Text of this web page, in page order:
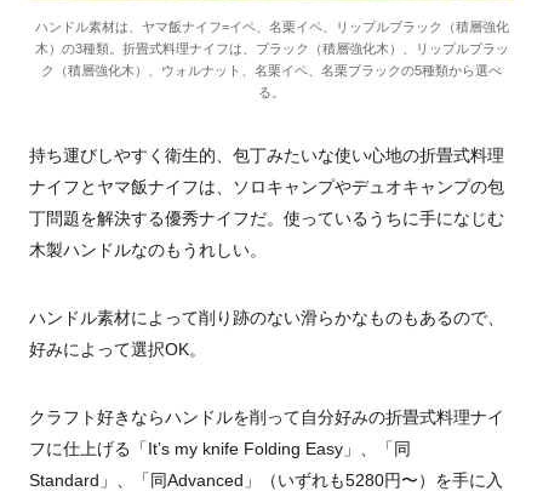
ハンドル素材は、ヤマ飯ナイフ=イペ、名栗イペ、リップルブラック（積層強化
木）の3種類。折畳式料理ナイフは、ブラック（積層強化木）、リップルブラッ
ク（積層強化木）、ウォルナット、名栗イペ、名栗ブラックの5種類から選べ
る。
持ち運びしやすく衛生的、包丁みたいな使い心地の折畳式料理
ナイフとヤマ飯ナイフは、ソロキャンプやデュオキャンプの包
丁問題を解決する優秀ナイフだ。使っているうちに手になじむ
木製ハンドルなのもうれしい。
ハンドル素材によって削り跡のない滑らかなものもあるので、
好みによって選択OK。
クラフト好きならハンドルを削って自分好みの折畳式料理ナイ
フに仕上げる「It’s my knife Folding Easy」、「同
Standard」、「同Advanced」（いずれも5280円〜）を手に入